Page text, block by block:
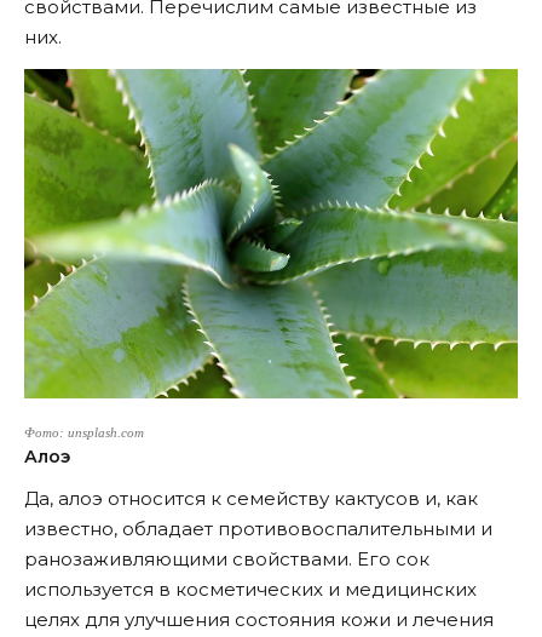
свойствами. Перечислим самые известные из
них.
Фото: unsplash.com
Алоэ
Да, алоэ относится к семейству кактусов и, как
известно, обладает противовоспалительными и
ранозаживляющими свойствами. Его сок
используется в косметических и медицинских
целях для улучшения состояния кожи и лечения